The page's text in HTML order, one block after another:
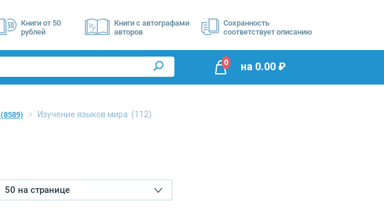
Книги от 50
рублей
Книги с автографами
авторов
Сохранность
соответствует описанию
0 на 0.00₽
(8589) Изучение языков мира (112)
50 на странице